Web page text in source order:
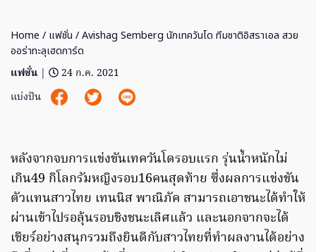
Home / แฟชั่น / Avishag Semberg นักเทควันโด ทีมชาติอิสราเอล สวย
ออร่าทะลุเฮดการ์ด
แฟชั่น |
24 ก.ค. 2021
แบ่งปัน
หลังจากจบการแข่งขันเทควันโดรอบแรก รุ่นน้ำหนักไม่
เกิน49 กิโลกรัมหญิงรอบ16คนสุดท้าย ซึ่งผลการแข่งขัน
ตัวแทนสาวไทย เทนนิส พาณิภัค สามารถเอาชนะได้ทำให้
ผ่านเข้าไปรอลุ้นรอบชิงชนะเลิศแล้ว และนอกจากจะได้
เชียร์อย่างสนุกรวมถึงยินดีกับสาวไทยที่ทำผลงานได้อย่าง